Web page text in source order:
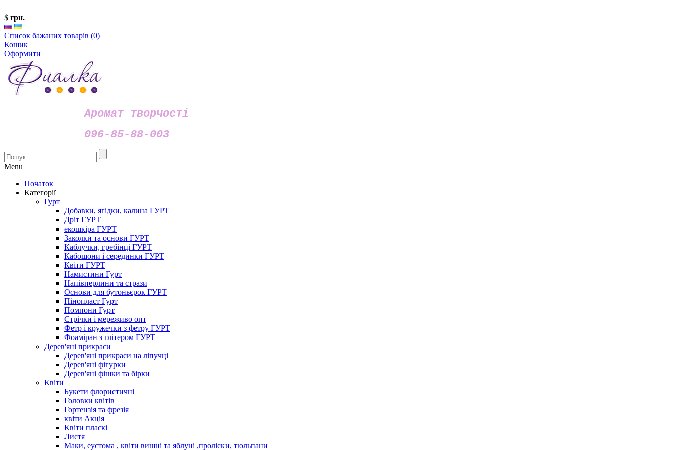
$ грн.
Список бажаних товарів (0)
Кошик
Оформити
Аромат творчості
096-85-88-003
Menu
Початок
Категорії
Гурт
Добавки, ягідки, калина ГУРТ
Дріт ГУРТ
екошкіра ГУРТ
Заколки та основи ГУРТ
Каблучки, гребінці ГУРТ
Кабошони і серединки ГУРТ
Квіти ГУРТ
Намистини Гурт
Напівперлини та стрази
Основи для бутоньєрок ГУРТ
Пінопласт Гурт
Помпони Гурт
Стрічки і мереживо опт
Фетр і кружечки з фетру ГУРТ
Фоаміран з глітером ГУРТ
Дерев'яні прикраси
Дерев'яні прикраси на ліпучці
Дерев'яні фігурки
Дерев'яні фішки та бірки
Квіти
Букети флористичні
Головки квітів
Гортензія та фрезія
квіти Акція
Квіти пласкі
Листя
Маки, еустома , квіти вишні та яблуні ,проліски, тюльпани